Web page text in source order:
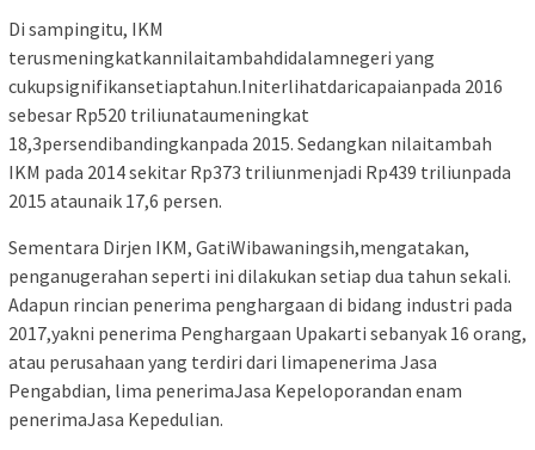
Di sampingitu, IKM
terusmeningkatkannilaitambahdidalamnegeri yang
cukupsignifikansetiaptahun.Initerlihatdaricapaianpada 2016
sebesar Rp520 triliunataumeningkat
18,3persendibandingkanpada 2015. Sedangkan nilaitambah
IKM pada 2014 sekitar Rp373 triliunmenjadi Rp439 triliunpada
2015 ataunaik 17,6 persen.
Sementara Dirjen IKM, GatiWibawaningsih,mengatakan,
penganugerahan seperti ini dilakukan setiap dua tahun sekali.
Adapun rincian penerima penghargaan di bidang industri pada
2017,yakni penerima Penghargaan Upakarti sebanyak 16 orang,
atau perusahaan yang terdiri dari limapenerima Jasa
Pengabdian, lima penerimaJasa Kepeloporandan enam
penerimaJasa Kepedulian.